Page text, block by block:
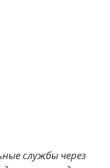
службы через